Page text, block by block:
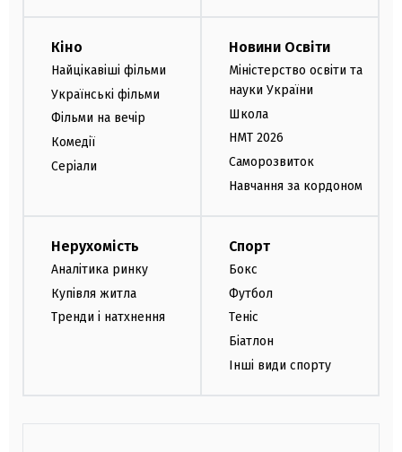
Кіно
Найцікавіші фільми
Українські фільми
Фільми на вечір
Комедії
Серіали
Новини Освіти
Міністерство освіти та
науки України
Школа
НМТ 2026
Саморозвиток
Навчання за кордоном
Нерухомість
Аналітика ринку
Купівля житла
Тренди і натхнення
Спорт
Бокс
Футбол
Теніс
Біатлон
Інші види спорту